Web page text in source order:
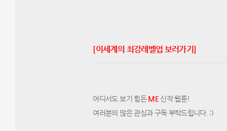
​​​​​​​​​​​​​​​​​​​​​​​[이세계의 최강레벨업 보러가기]
어디서도 보기 힘든ME​ 신작 웹툰!
여러분의 많은 관심과 구독 부탁드립니다. :)​​